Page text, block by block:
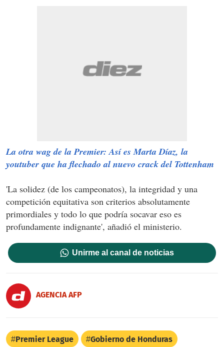
La otra wag de la Premier: Así es Marta Díaz, la
youtuber que ha flechado al nuevo crack del Tottenham
'La solidez (de los campeonatos), la integridad y una
competición equitativa son criterios absolutamente
primordiales y todo lo que podría socavar eso es
profundamente indignante', añadió el ministerio.
Unirme al canal de noticias
AGENCIA AFP
Premier League Gobierno de Honduras